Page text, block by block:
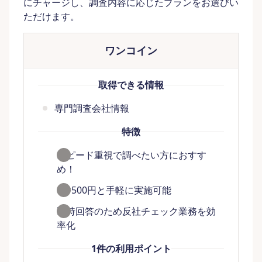
ただけます。
ワンコイン
取得できる情報
専門調査会社情報
特徴
スピード重視で調べたい方におすす
め！
1件500円と手軽に実施可能
即時回答のため反社チェック業務を効
率化
1件の利用ポイント